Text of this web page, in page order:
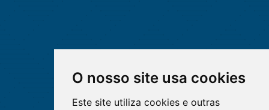
O nosso site usa cookies
Este site utiliza cookies e outras